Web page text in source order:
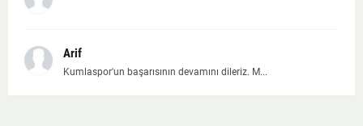
Arif
Kumlaspor'un başarısının devamını dileriz. M...